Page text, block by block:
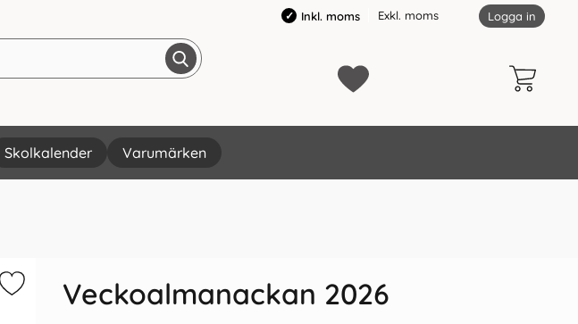
Inkl. moms Exkl. moms Logga in
Skolkalender Varumärken
Veckoalmanackan 2026